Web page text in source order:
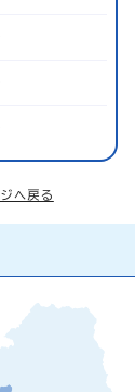
ジへ戻る